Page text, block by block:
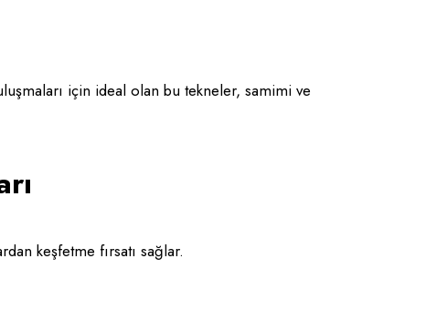
için ideal olan bu tekneler, samimi ve
keşfetme fırsatı sağlar.